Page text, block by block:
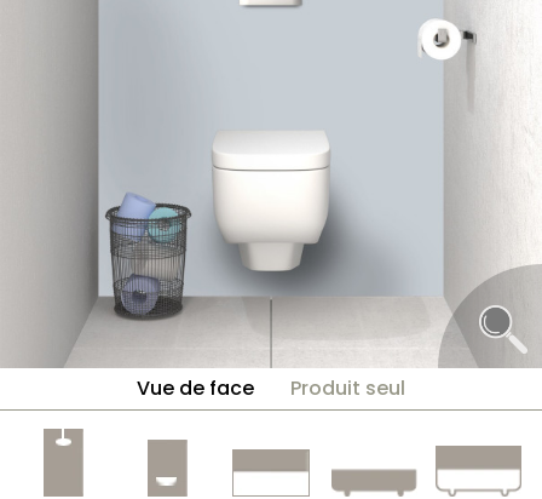
Vue de face Produit seul